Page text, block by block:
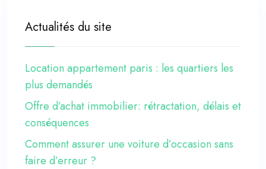
Actualités du site
Location appartement paris : les quartiers les
plus demandés
Offre d’achat immobilier: rétractation, délais et
conséquences
Comment assurer une voiture d’occasion sans
faire d’erreur ?